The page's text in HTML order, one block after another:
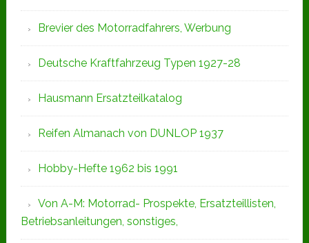
Brevier des Motorradfahrers, Werbung
Deutsche Kraftfahrzeug Typen 1927-28
Hausmann Ersatzteilkatalog
Reifen Almanach von DUNLOP 1937
Hobby-Hefte 1962 bis 1991
Von A-M: Motorrad- Prospekte, Ersatzteillisten,
Betriebsanleitungen, sonstiges,